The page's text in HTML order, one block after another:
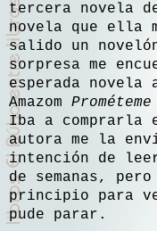
tercera novela
novela que ella
salido un
sorpresa me
esperada novela
Amazom
Iba a comprarla
autora me la
intención de
de semanas,
principio para
pude parar.